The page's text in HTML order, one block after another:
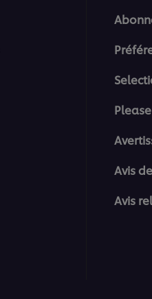
Avis
Avis